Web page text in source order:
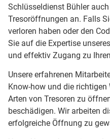
Schlüsseldienst Bühler
Tresoröffnungen an. Falls
verloren haben oder den
Sie auf die Expertise
und effektiv Zugang zu
Unsere erfahrenen
Know-how und die richtigen
Arten von Tresoren zu
beschädigen. Wir arbeiten
erfolgreiche Öffnung zu